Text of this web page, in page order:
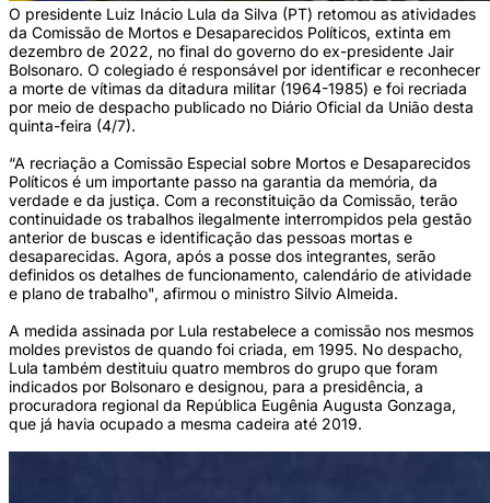
O presidente Luiz Inácio Lula da Silva (PT) retomou as atividades
da Comissão de Mortos e Desaparecidos Políticos, extinta em
dezembro de 2022, no final do governo do ex-presidente Jair
Bolsonaro. O colegiado é responsável por identificar e reconhecer
a morte de vítimas da ditadura militar (1964-1985) e foi recriada
por meio de despacho publicado no Diário Oficial da União desta
quinta-feira (4/7).
“A recriação a Comissão Especial sobre Mortos e Desaparecidos
Políticos é um importante passo na garantia da memória, da
verdade e da justiça. Com a reconstituição da Comissão, terão
continuidade os trabalhos ilegalmente interrompidos pela gestão
anterior de buscas e identificação das pessoas mortas e
desaparecidas. Agora, após a posse dos integrantes, serão
definidos os detalhes de funcionamento, calendário de atividade
e plano de trabalho", afirmou o ministro Silvio Almeida.
A medida assinada por Lula restabelece a comissão nos mesmos
moldes previstos de quando foi criada, em 1995. No despacho,
Lula também destituiu quatro membros do grupo que foram
indicados por Bolsonaro e designou, para a presidência, a
procuradora regional da República Eugênia Augusta Gonzaga,
que já havia ocupado a mesma cadeira até 2019.